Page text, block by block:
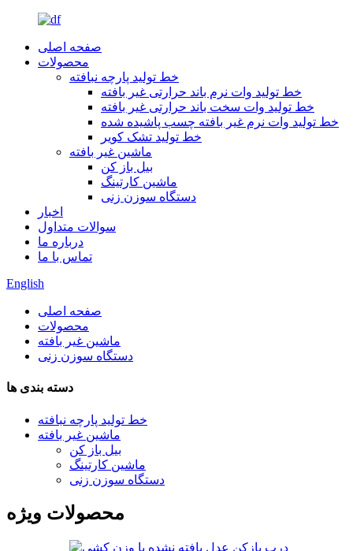
صفحه اصلی
محصولات
خط تولید پارچه نبافته
خط تولید وات نرم باند حرارتی غیر بافته
خط تولید وات سخت باند حرارتی غیر بافته
خط تولید وات نرم غیر بافته چسب پاشیده شده
خط تولید تشک کویر
ماشین غیر بافته
بیل باز کن
ماشین کارتینگ
دستگاه سوزن زنی
اخبار
سوالات متداول
درباره ما
تماس با ما
English
صفحه اصلی
محصولات
ماشین غیر بافته
دستگاه سوزن زنی
دسته بندی ها
خط تولید پارچه نبافته
ماشین غیر بافته
بیل باز کن
ماشین کارتینگ
دستگاه سوزن زنی
محصولات ویژه